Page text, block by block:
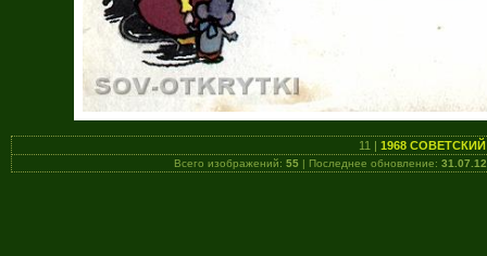
11 | 1968 СОВЕТСКИЙ
Всего изображений: 55| Последнее обновление: